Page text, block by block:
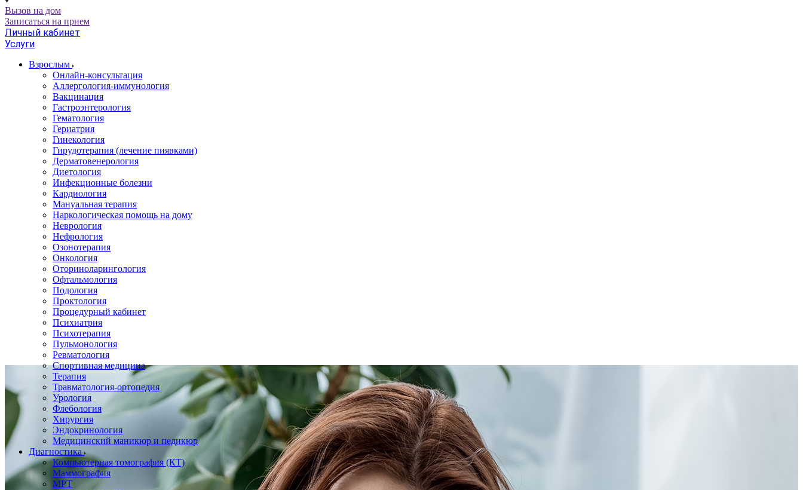
Вызов на дом
Записаться на прием
Личный кабинет
Услуги
Взрослым
Онлайн-консультация
Аллергология-иммунология
Вакцинация
Гастроэнтерология
Гематология
Гериатрия
Гинекология
Гирудотерапия (лечение пиявками)
Дерматовенерология
Диетология
Инфекционные болезни
Кардиология
Мануальная терапия
Наркологическая помощь на дому
Неврология
Нефрология
Озонотерапия
Онкология
Оториноларингология
Офтальмология
Подология
Проктология
Процедурный кабинет
Психиатрия
Психотерапия
Пульмонология
Ревматология
Спортивная медицина
Терапия
Травматология-ортопедия
Урология
Флебология
Хирургия
Эндокринология
Медицинский маникюр и педикюр
Диагностика
Компьютерная томография (КТ)
Маммография
МРТ